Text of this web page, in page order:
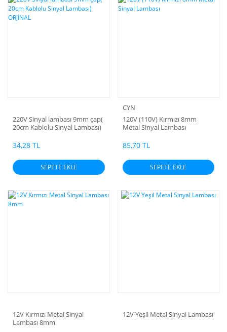
220V Sinyal lambası 9mm çap(
20cm Kablolu Sinyal Lambası)
34,28 TL
SEPETE EKLE
CYN
120V (110V) Kırmızı 8mm
Metal Sinyal Lambası
85,70 TL
SEPETE EKLE
12V Kırmızı Metal Sinyal
Lambası 8mm
12V Yeşil Metal Sinyal Lambası